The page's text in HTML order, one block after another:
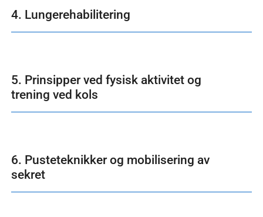
4. Lungerehabilitering
5. Prinsipper ved fysisk aktivitet og
trening ved kols
6. Pusteteknikker og mobilisering av
sekret